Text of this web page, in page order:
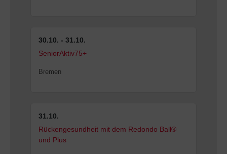
30.10. - 31.10.
SeniorAktiv75+
Bremen
31.10.
Rückengesundheit mit dem Redondo Ball®
und Plus